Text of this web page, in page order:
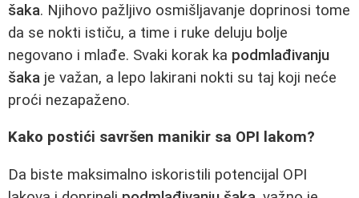
šaka. Njihovo pažljivo osmišljavanje doprinosi tome
da se nokti ističu, a time i ruke deluju bolje
negovano i mlađe. Svaki korak ka podmlađivanju
šaka je važan, a lepo lakirani nokti su taj koji neće
proći nezapaženo.
Kako postići savršen manikir sa OPI lakom?
Da biste maksimalno iskoristili potencijal OPI